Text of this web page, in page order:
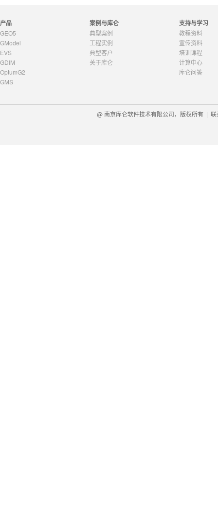
产品
GEO5
GModel
EVS
GDIM
OptumG2
GMS
案例与库仑
典型案例
工程实例
典型客户
关于库仑
支持与学习
教程资料
宣传资料
培训课程
计算中心
库仑问答
@ 南京库仑软件技术有限公司，版权所有 | 联